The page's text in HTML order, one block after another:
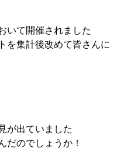
いて開催されました
を集計後改めて皆さんに
が出ていました
だのでしょうか！